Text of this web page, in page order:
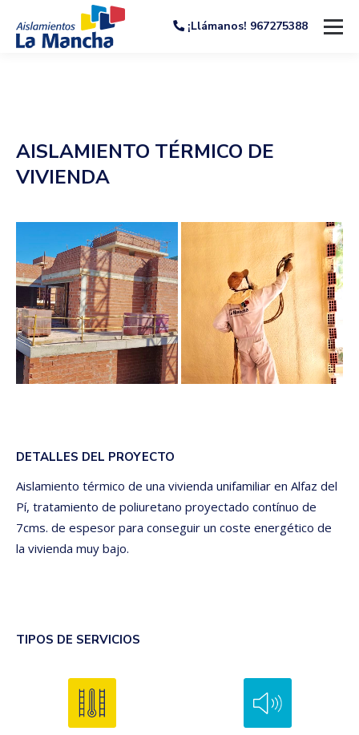
¡Llámanos! 967275388
AISLAMIENTO TÉRMICO DE
VIVIENDA
DETALLES DEL PROYECTO
Aislamiento térmico de una vivienda unifamiliar en Alfaz del
Pí, tratamiento de poliuretano proyectado contínuo de
7cms. de espesor para conseguir un coste energético de
la vivienda muy bajo.
TIPOS DE SERVICIOS